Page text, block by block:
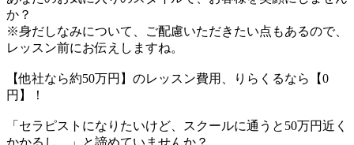
か？
※身だしなみについて、ご配慮いただきたい点もあるので、
レッスン前にお伝えしますね。
【他社なら約50万円】のレッスン費用、りらくるなら【0
円】！
「セラピストになりたいけど、スクールに通うと50万円近く
かかるし…」と諦めていませんか？